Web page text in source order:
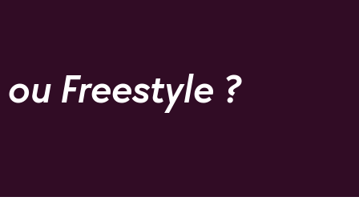
Freestyle ?